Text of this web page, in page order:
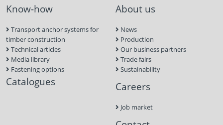
Know-how
Transport anchor systems for
timber construction
Technical articles
Media library
Fastening options
Catalogues
About us
News
Production
Our business partners
Trade fairs
Sustainability
Careers
Job market